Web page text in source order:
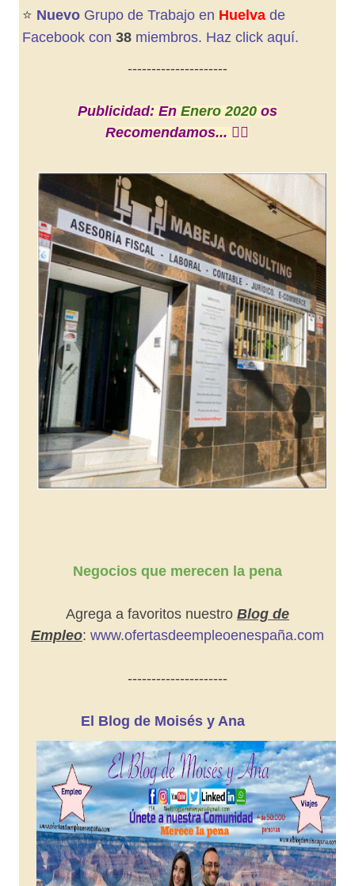
⭐️ NuevoGrupo de Trabajo en Huelvade
Facebook con 38miembros. Haz click aquí.
---------------------
Publicidad: En Enero 2020os
Recomendamos... 👇🏼
Negocios que merecen la pena
Agrega a favoritos nuestro Blog de
Empleo: www.ofertasdeempleoenespaña.com
---------------------
El Blog de Moisés y Ana